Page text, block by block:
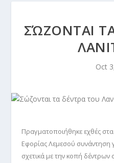
ΣΏΖΟΝΤΑΙ
Oct
Πραγματοποιήθηκε εχθές
Εφορίας Λεμεσού
σχετικά με την κοπή δέντρων